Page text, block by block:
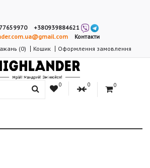
+380939884621
Контакти
(0) Кошик Оформлення замовлення
0 0 0